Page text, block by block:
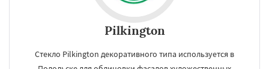
Pilkington
Стекло Pilkington декоративного типа используется в